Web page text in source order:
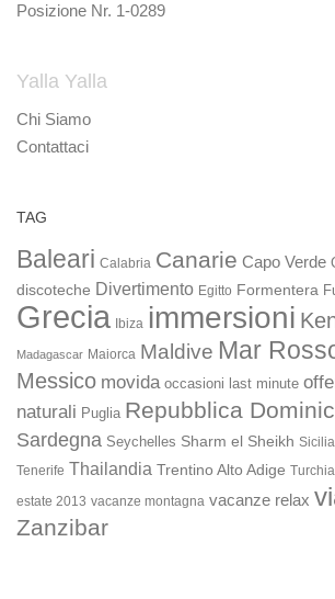
Posizione Nr. 1-0289
Yalla Yalla
Chi Siamo
Contattaci
TAG
Baleari Calabria Canarie Capo Verde
discoteche Divertimento Egitto Formentera
Grecia Ibiza immersioni
Madagascar Maiorca Maldive Mar
Messico movida occasioni last minute
naturali Puglia Repubblica
Sardegna Seychelles Sharm el Sheikh Sicilia
Tenerife Thailandia Trentino Alto Adige Turchia
estate 2013 vacanze montagna vacanze relax
Zanzibar